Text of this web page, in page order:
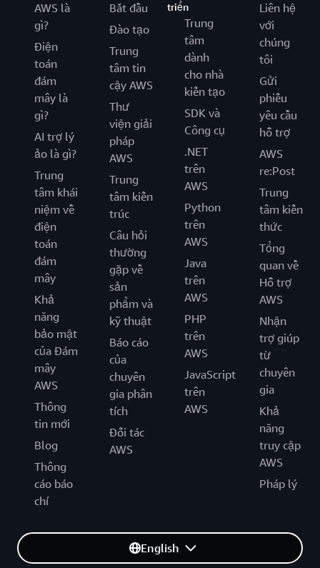
AWS là
gì?
Điện
toán
đám
mây là
gì?
AI trợ lý
ảo là gì?
Trung
tâm khái
niệm về
điện
toán
đám
mây
Khả
năng
bảo mật
của Đám
mây
AWS
Thông
tin mới
Blog
Thông
cáo báo
chí
Bắt đầu
Đào tạo
Trung
tâm tin
cậy AWS
Thư
viện giải
pháp
AWS
Trung
tâm kiến
trúc
Câu hỏi
thường
gặp về
sản
phẩm và
kỹ thuật
Báo cáo
của
chuyên
gia phân
tích
Đối tác
AWS
triển
Trung
tâm
dành
cho nhà
kiến tạo
SDK và
Công cụ
.NET
trên
AWS
Python
trên
AWS
Java
trên
AWS
PHP
trên
AWS
JavaScript
trên
AWS
Liên hệ
với
chúng
tôi
Gửi
phiếu
yêu cầu
hỗ trợ
AWS
re:Post
Trung
tâm kiến
thức
Tổng
quan về
Hỗ trợ
AWS
Nhận
trợ giúp
từ
chuyên
gia
Khả
năng
truy cập
AWS
Pháp lý
English